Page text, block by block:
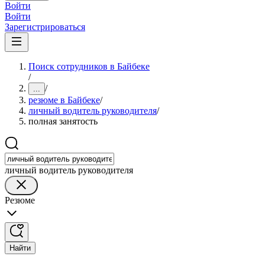
Войти
Войти
Зарегистрироваться
Поиск сотрудников в Байбеке
/
... /
резюме в Байбеке/
личный водитель руководителя/
полная занятость
личный водитель руководителя
Резюме
Найти